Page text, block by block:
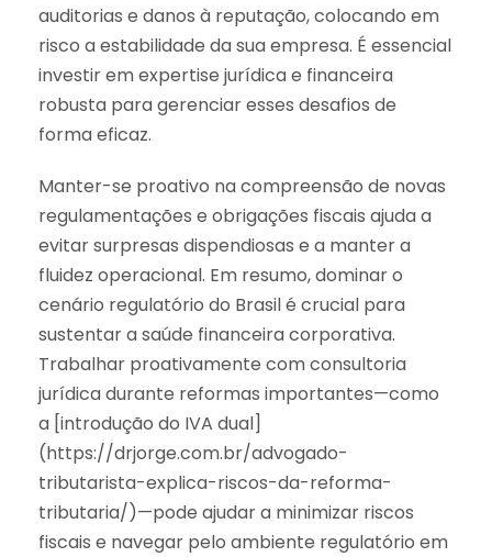
auditorias e danos à reputação, colocando em
risco a estabilidade da sua empresa. É essencial
investir em expertise jurídica e financeira
robusta para gerenciar esses desafios de
forma eficaz.
Manter-se proativo na compreensão de novas
regulamentações e obrigações fiscais ajuda a
evitar surpresas dispendiosas e a manter a
fluidez operacional. Em resumo, dominar o
cenário regulatório do Brasil é crucial para
sustentar a saúde financeira corporativa.
Trabalhar proativamente com consultoria
jurídica durante reformas importantes—como
a [introdução do IVA dual]
(https://drjorge.com.br/advogado-
tributarista-explica-riscos-da-reforma-
tributaria/)—pode ajudar a minimizar riscos
fiscais e navegar pelo ambiente regulatório em